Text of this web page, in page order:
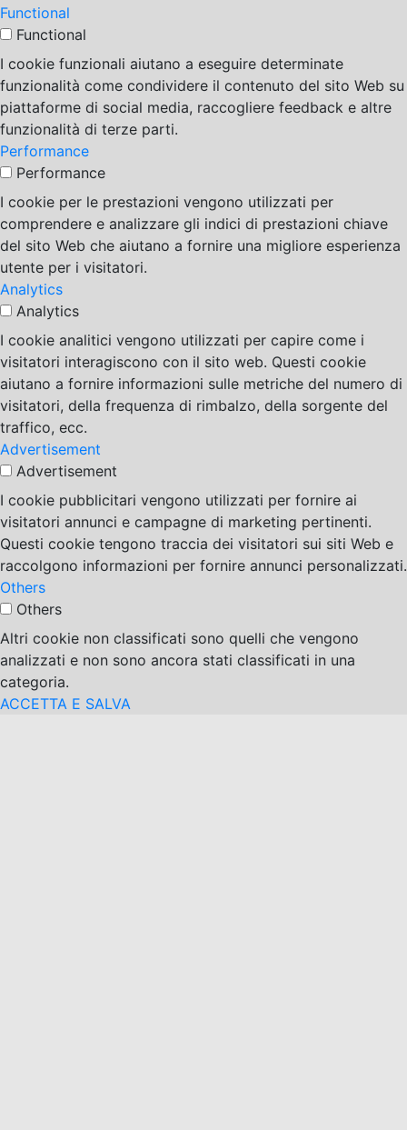
Functional
Functional
I cookie funzionali aiutano a eseguire determinate
funzionalità come condividere il contenuto del sito Web su
piattaforme di social media, raccogliere feedback e altre
funzionalità di terze parti.
Performance
Performance
I cookie per le prestazioni vengono utilizzati per
comprendere e analizzare gli indici di prestazioni chiave
del sito Web che aiutano a fornire una migliore esperienza
utente per i visitatori.
Analytics
Analytics
I cookie analitici vengono utilizzati per capire come i
visitatori interagiscono con il sito web. Questi cookie
aiutano a fornire informazioni sulle metriche del numero di
visitatori, della frequenza di rimbalzo, della sorgente del
traffico, ecc.
Advertisement
Advertisement
I cookie pubblicitari vengono utilizzati per fornire ai
visitatori annunci e campagne di marketing pertinenti.
Questi cookie tengono traccia dei visitatori sui siti Web e
raccolgono informazioni per fornire annunci personalizzati.
Others
Others
Altri cookie non classificati sono quelli che vengono
analizzati e non sono ancora stati classificati in una
categoria.
ACCETTA E SALVA